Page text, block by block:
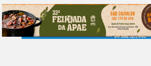
na mineradora EuroChem preocupam